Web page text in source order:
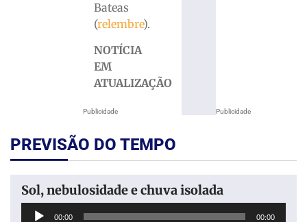
Publicidade
Bateas
(relembre).
NOTÍCIA
EM
ATUALIZAÇÃO
Publicidade
PREVISÃO DO TEMPO
Sol, nebulosidade e chuva isolada
Tocador
00:00 00:00